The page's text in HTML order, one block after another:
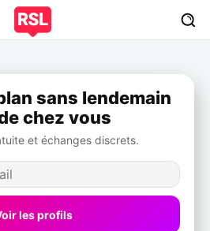
sans lendemain
chez vous
et échanges discrets.
les profils